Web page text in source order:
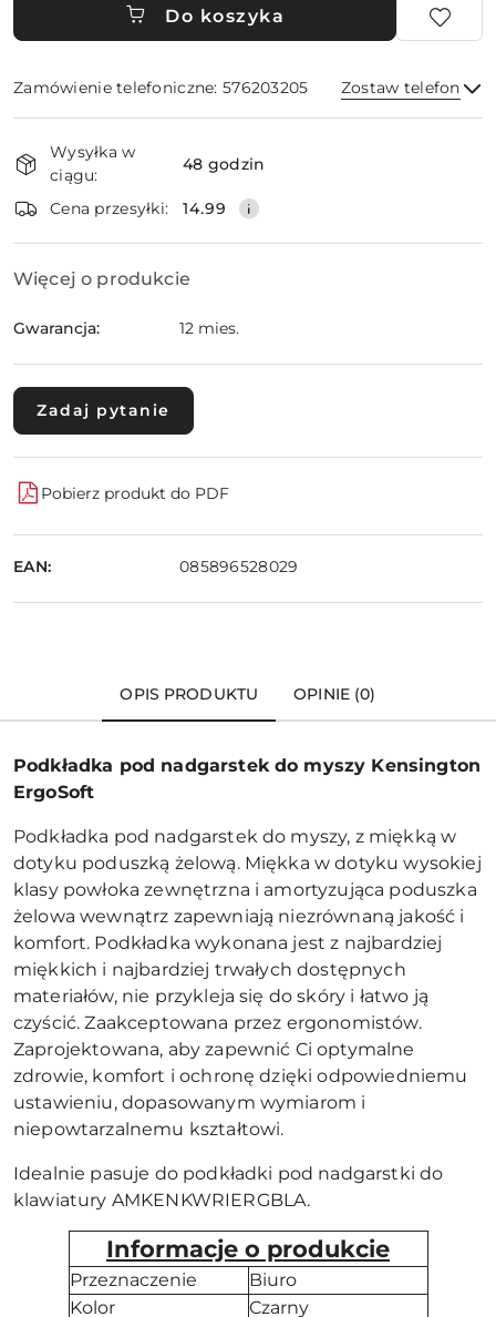
Do koszyka
Zamówienie telefoniczne: 576203205 Zostaw telefon
i
dostawa
Wysyłka w
ciągu:
48 godzin
Cena przesyłki: 14.99
Więcej o produkcie
Gwarancja: 12 mies.
Zadaj pytanie
Pobierz produkt do PDF
EAN: 085896528029
OPIS PRODUKTU OPINIE (0)
Podkładka pod nadgarstek do myszy Kensington
ErgoSoft
Podkładka pod nadgarstek do myszy, z miękką w
dotyku poduszką żelową. Miękka w dotyku wysokiej
klasy powłoka zewnętrzna i amortyzująca poduszka
żelowa wewnątrz zapewniają niezrównaną jakość i
komfort. Podkładka wykonana jest z najbardziej
miękkich i najbardziej trwałych dostępnych
materiałów, nie przykleja się do skóry i łatwo ją
czyścić. Zaakceptowana przez ergonomistów.
Zaprojektowana, aby zapewnić Ci optymalne
zdrowie, komfort i ochronę dzięki odpowiedniemu
ustawieniu, dopasowanym wymiarom i
niepowtarzalnemu kształtowi.
Idealnie pasuje do podkładki pod nadgarstki do
klawiatury AMKENKWRIERGBLA.
Informacje o produkcie
Przeznaczenie
Biuro
Kolor
Czarny